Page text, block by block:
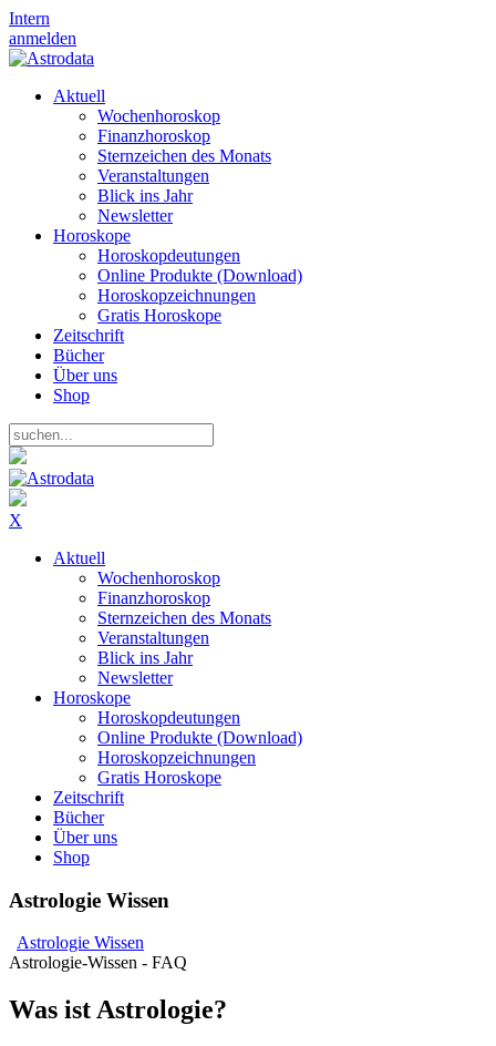
Intern
anmelden
Aktuell
Wochenhoroskop
Finanzhoroskop
Sternzeichen des Monats
Veranstaltungen
Blick ins Jahr
Newsletter
Horoskope
Horoskopdeutungen
Online Produkte (Download)
Horoskopzeichnungen
Gratis Horoskope
Zeitschrift
Bücher
Über uns
Shop
X
Aktuell
Wochenhoroskop
Finanzhoroskop
Sternzeichen des Monats
Veranstaltungen
Blick ins Jahr
Newsletter
Horoskope
Horoskopdeutungen
Online Produkte (Download)
Horoskopzeichnungen
Gratis Horoskope
Zeitschrift
Bücher
Über uns
Shop
Astrologie Wissen
Astrologie Wissen
Astrologie-Wissen - FAQ
Was ist Astrologie?